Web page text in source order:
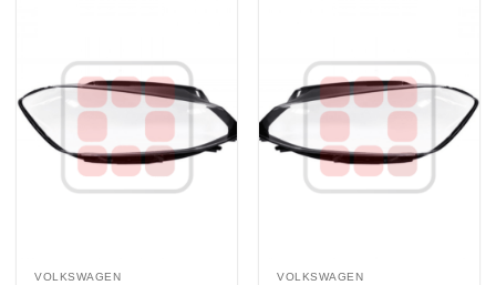
VOLKSWAGEN VOLKSWAGEN